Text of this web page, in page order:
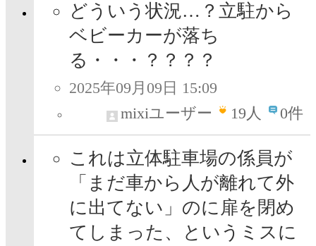
どういう状況…？立駐から
ベビーカーが落ち
る・・・？？？？
2025年09月09日 15:09
mixiユーザー
19人 0件
これは立体駐車場の係員が
「まだ車から人が離れて外
に出てない」のに扉を閉め
てしまった、というミスに